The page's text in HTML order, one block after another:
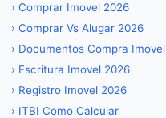
› Comprar Imovel 2026
› Comprar Vs Alugar 2026
› Documentos Compra Imovel
› Escritura Imovel 2026
› Registro Imovel 2026
› ITBI Como Calcular